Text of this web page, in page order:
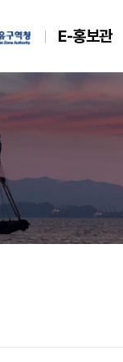
E-홍보관